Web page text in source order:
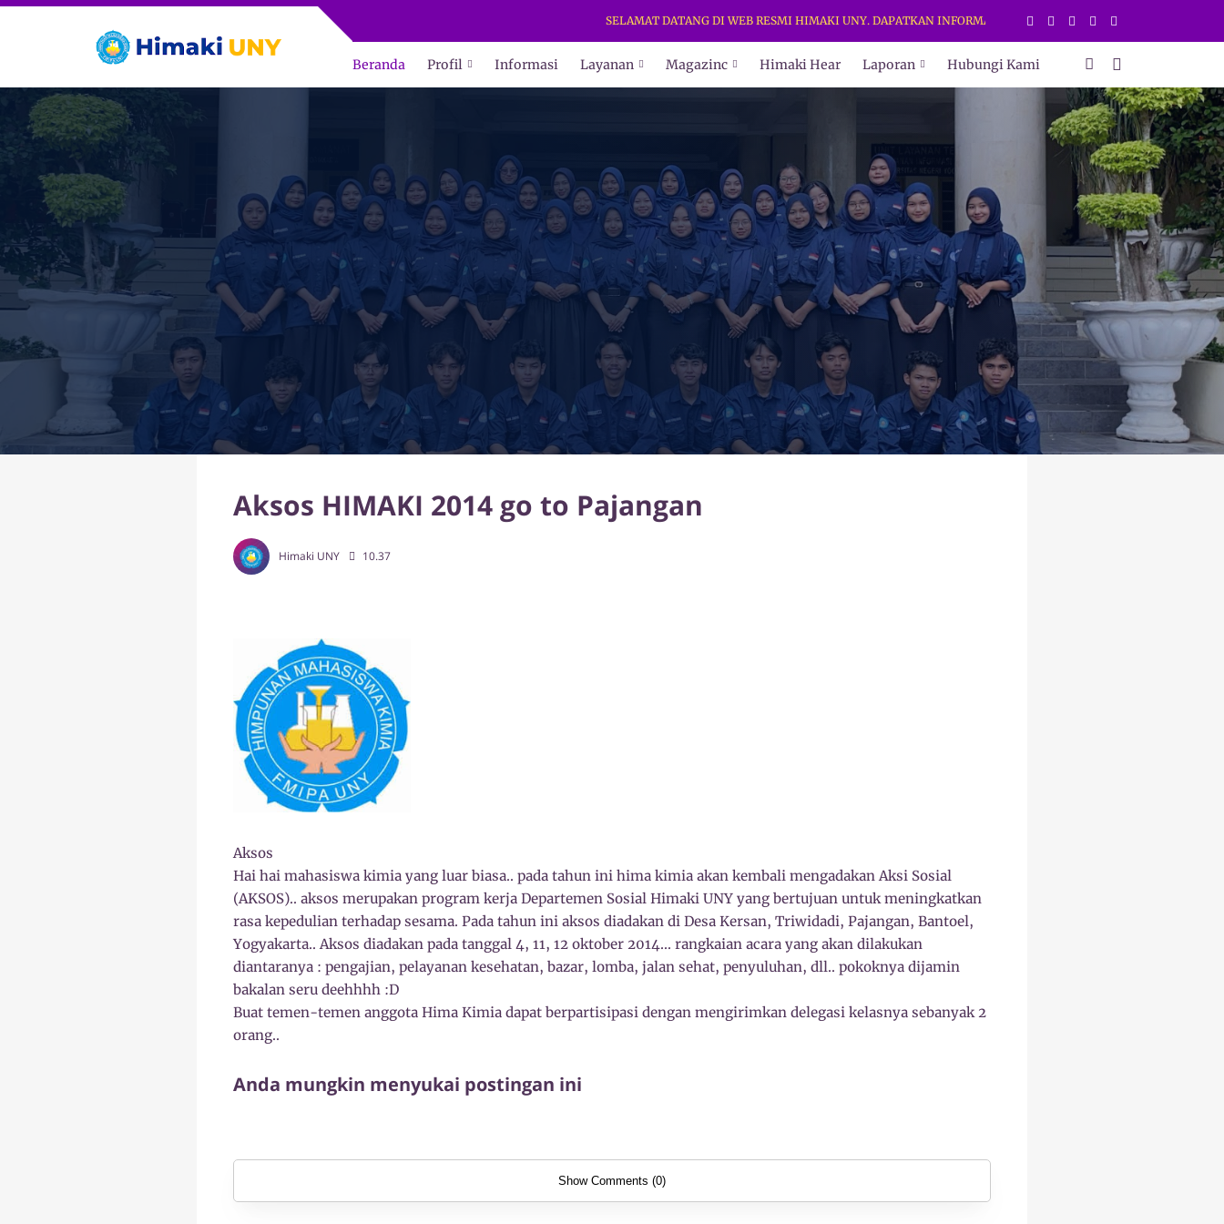
SELAMAT DATANG DI WEB RESMI HIMAKI UNY. DAPATKAN INFORMASI TERBARU HANYA DI WEB DAN MEDIA
Beranda Profil Informasi Layanan Magazinc Himaki Hear Laporan Hubungi Kami
Aksos HIMAKI 2014 go to Pajangan
Himaki UNY 10.37
Aksos
Hai hai mahasiswa kimia yang luar biasa.. pada tahun ini hima kimia akan kembali mengadakan Aksi Sosial
(AKSOS).. aksos merupakan program kerja Departemen Sosial Himaki UNY yang bertujuan untuk meningkatkan
rasa kepedulian terhadap sesama. Pada tahun ini aksos diadakan di Desa Kersan, Triwidadi, Pajangan, Bantoel,
Yogyakarta.. Aksos diadakan pada tanggal 4, 11, 12 oktober 2014... rangkaian acara yang akan dilakukan
diantaranya : pengajian, pelayanan kesehatan, bazar, lomba, jalan sehat, penyuluhan, dll.. pokoknya dijamin
bakalan seru deehhhh :D
Buat temen-temen anggota Hima Kimia dapat berpartisipasi dengan mengirimkan delegasi kelasnya sebanyak 2
orang..
Anda mungkin menyukai postingan ini
Show Comments (0)